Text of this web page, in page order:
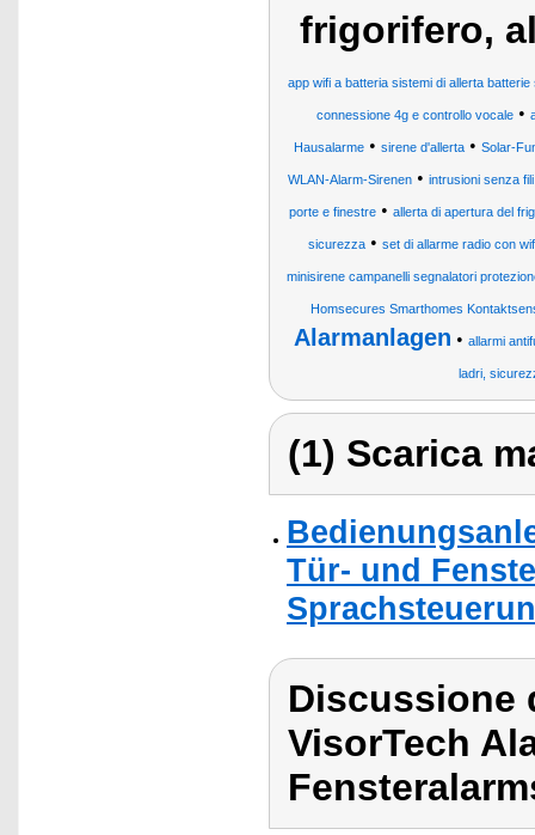
frigorifero,
app wifi a batteria sistemi di allerta
connessione 4g e controllo vocale •
Hausalarme• sirene d'allerta• Solar-
WLAN-Alarm-Sirenen• intrusioni senza
porte e finestre• allerta di apertura del
sicurezza• set di allarme radio con
minisirene campanelli segnalatori
Homsecures Smarthomes
Alarmanlagen • allarmi
ladri,
(1) Scarica
Tür- und
Discussione
VisorTech